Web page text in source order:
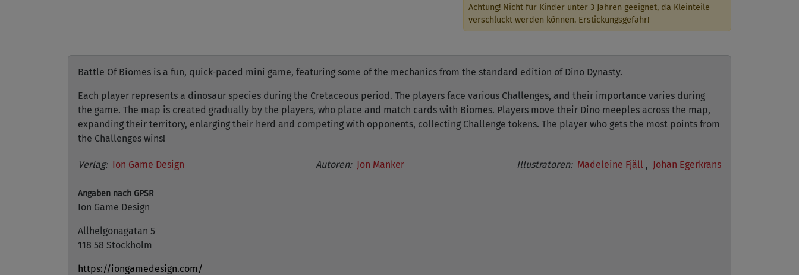
Achtung! Nicht für Kinder unter 3 Jahren geeignet, da Kleinteile
verschluckt werden können. Erstickungsgefahr!
Battle Of Biomes is a fun, quick-paced mini game, featuring some of the mechanics from the standard edition of Dino Dynasty.
Each player represents a dinosaur species during the Cretaceous period. The players face various Challenges, and their importance varies during
the game. The map is created gradually by the players, who place and match cards with Biomes. Players move their Dino meeples across the map,
expanding their territory, enlarging their herd and competing with opponents, collecting Challenge tokens. The player who gets the most points from
the Challenges wins!
Verlag: Ion Game Design
Angaben nach GPSR
Ion Game Design
Allhelgonagatan 5
118 58 Stockholm
https://iongamedesign.com/
Autoren: Jon Manker Illustratoren: Madeleine Fjäll , Johan Egerkrans